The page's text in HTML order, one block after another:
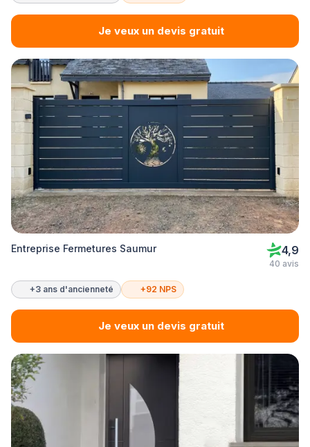
Je veux un devis gratuit
Entreprise Fermetures Saumur 4,9
40 avis
+3 ans d'ancienneté +92 NPS
Je veux un devis gratuit